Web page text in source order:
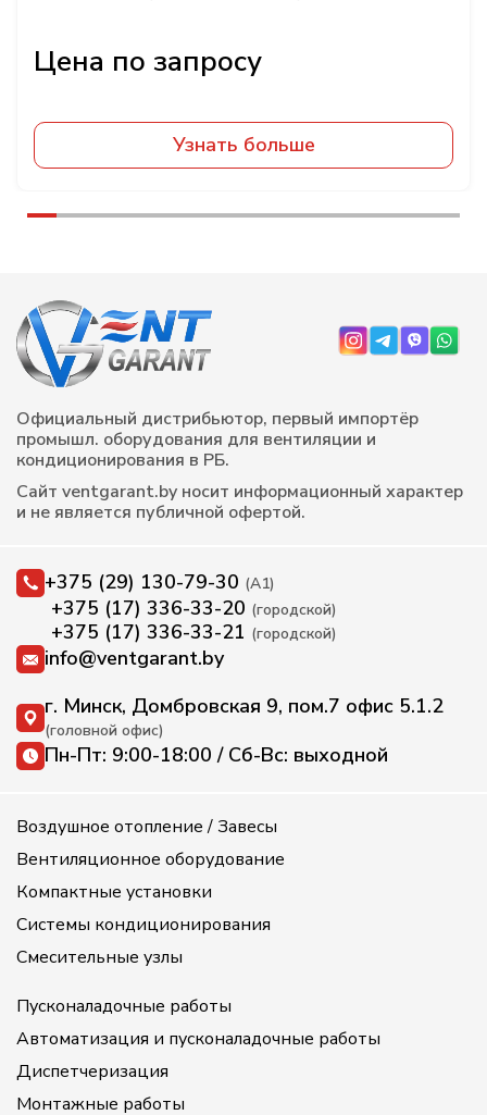
Узнать больше
Официальный дистрибьютор, первый импортёр
промышл. оборудования для вентиляции и
кондиционирования в РБ.
Сайт ventgarant.by носит информационный характер
и не является публичной офертой.
+375 (29) 130-79-30 (А1)
+375 (17) 336-33-20 (городской)
+375 (17) 336-33-21 (городской)
info@ventgarant.by
г. Минск, Домбровская 9, пом.7 офис 5.1.2
(головной офис)
Пн-Пт: 9:00-18:00 / Сб-Вс: выходной
Воздушное отопление / Завесы
Вентиляционное оборудование
Компактные установки
Системы кондиционирования
Смесительные узлы
Пусконаладочные работы
Автоматизация и пусконаладочные работы
Диспетчеризация
Монтажные работы